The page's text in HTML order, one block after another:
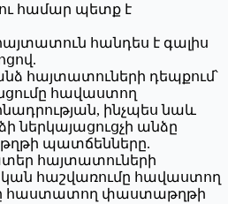
համար պետք է
հանդես է գալիս
հայտատուների դեպքում՝
հավաստող
ինչպես նաև
ներկայացուցչի անձը
պատճենները.
հայտատուների
հաշվառումը հավաստող
հաստատող փաստաթղթի